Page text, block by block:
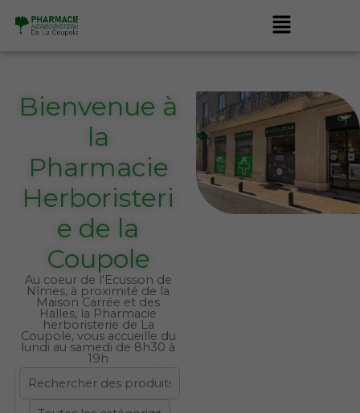
contenu
Menu
Bienvenue à
la
Pharmacie
Herboristeri
e de la
Coupole
Au coeur de l'Ecusson de
Nîmes, à proximité de la
Maison Carrée et des
Halles, la Pharmacie
herboristerie de La
Coupole, vous accueille du
lundi au samedi de 8h30 à
19h